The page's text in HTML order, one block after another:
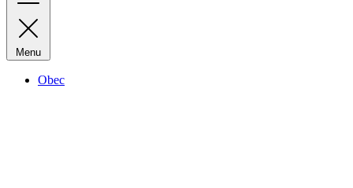
Menu
Obec